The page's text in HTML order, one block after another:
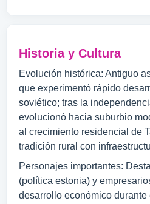
Historia y Cultura
Evolución histórica: Antiguo
que experimentó rápido
soviético; tras la
evolucionó hacia suburbio
al crecimiento residencial de
tradición rural con
Personajes importantes:
(política estonia) y
desarrollo económico durante